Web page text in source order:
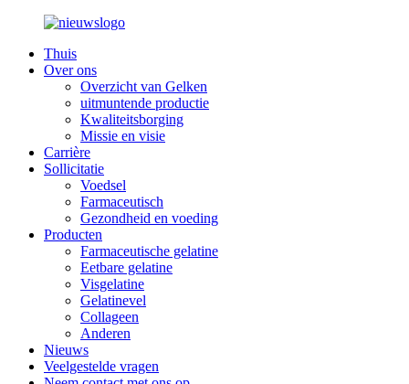
Thuis
Over ons
Overzicht van Gelken
uitmuntende productie
Kwaliteitsborging
Missie en visie
Carrière
Sollicitatie
Voedsel
Farmaceutisch
Gezondheid en voeding
Producten
Farmaceutische gelatine
Eetbare gelatine
Visgelatine
Gelatinevel
Collageen
Anderen
Nieuws
Veelgestelde vragen